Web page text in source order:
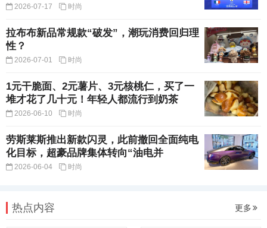
2026-07-17 时尚
拉布布新品常规款“破发”，潮玩消费回归理
性？
2026-07-01 时尚
1元干脆面、2元薯片、3元核桃仁，买了一
堆才花了几十元！年轻人都流行到奶茶
2026-06-10 时尚
劳斯莱斯推出新款闪灵，此前撤回全面纯电
化目标，超豪品牌集体转向“油电并
2026-06-04 时尚
热点内容 更多